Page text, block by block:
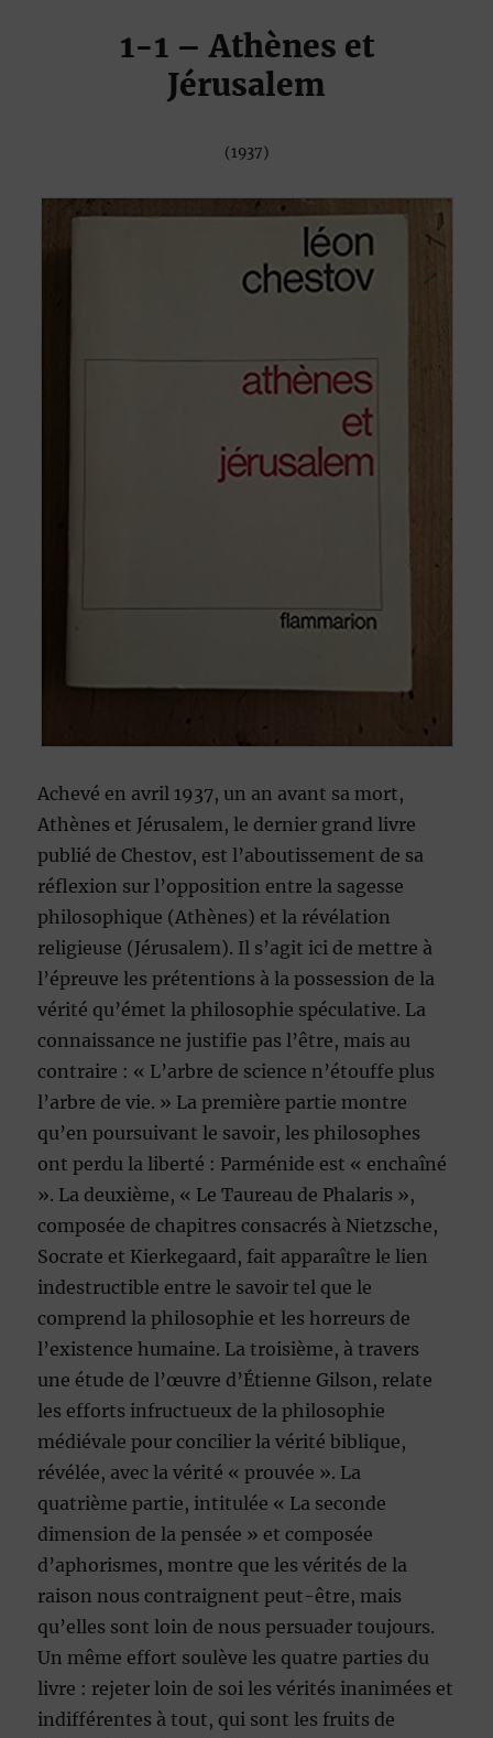
1-1 – Athènes et
Jérusalem
(1937)
Achevé en avril 1937, un an avant sa mort,
Athènes et Jérusalem, le dernier grand livre
publié de Chestov, est l’aboutissement de sa
réflexion sur l’opposition entre la sagesse
philosophique (Athènes) et la révélation
religieuse (Jérusalem). Il s’agit ici de mettre à
l’épreuve les prétentions à la possession de la
vérité qu’émet la philosophie spéculative. La
connaissance ne justifie pas l’être, mais au
contraire : « L’arbre de science n’étouffe plus
l’arbre de vie. » La première partie montre
qu’en poursuivant le savoir, les philosophes
ont perdu la liberté : Parménide est « enchaîné
». La deuxième, « Le Taureau de Phalaris »,
composée de chapitres consacrés à Nietzsche,
Socrate et Kierkegaard, fait apparaître le lien
indestructible entre le savoir tel que le
comprend la philosophie et les horreurs de
l’existence humaine. La troisième, à travers
une étude de l’œuvre d’Étienne Gilson, relate
les efforts infructueux de la philosophie
médiévale pour concilier la vérité biblique,
révélée, avec la vérité « prouvée ». La
quatrième partie, intitulée « La seconde
dimension de la pensée » et composée
d’aphorismes, montre que les vérités de la
raison nous contraignent peut-être, mais
qu’elles sont loin de nous persuader toujours.
Un même effort soulève les quatre parties du
livre : rejeter loin de soi les vérités inanimées et
indifférentes à tout, qui sont les fruits de